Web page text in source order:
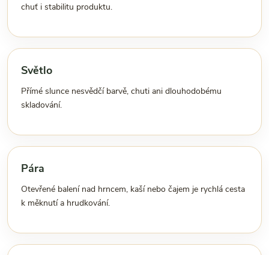
chuť i stabilitu produktu.
Světlo
Přímé slunce nesvědčí barvě, chuti ani dlouhodobému
skladování.
Pára
Otevřené balení nad hrncem, kaší nebo čajem je rychlá cesta
k měknutí a hrudkování.